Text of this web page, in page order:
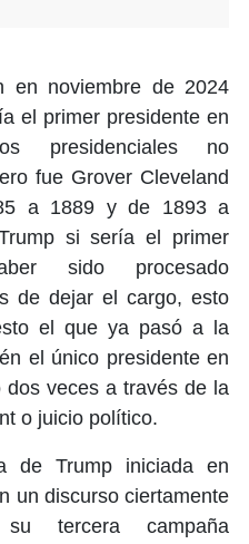
en noviembre de 2024
el primer presidente en
presidenciales no
fue Grover Cleveland
a 1889 y de 1893 a
si sería el primer
sido procesado
de dejar el cargo, esto
el que ya pasó a la
el único presidente en
dos veces a través de la
o juicio político.
de Trump iniciada en
un discurso ciertamente
tercera campaña